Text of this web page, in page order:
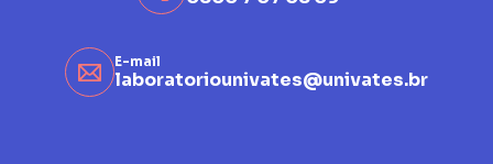
E-mail
laboratoriounivates@univates.br